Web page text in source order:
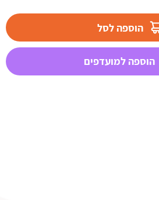
הוספה לסל
הוספה למועדפים